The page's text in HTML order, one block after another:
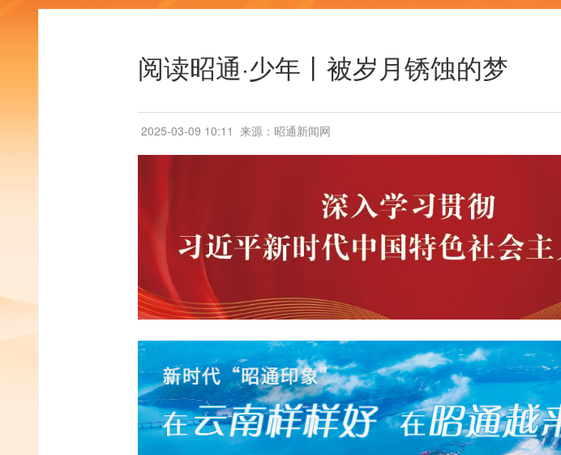
阅读昭通·少年丨被岁月锈蚀的梦
2025-03-09 10:11 来源：昭通新闻网